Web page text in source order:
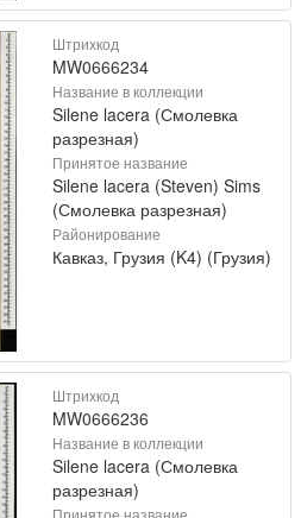
Штрихкод
MW0666234
Название в коллекции
Silene lacera (Смолевка
разрезная)
Принятое название
Silene lacera (Steven) Sims
(Смолевка разрезная)
Районирование
Кавказ, Грузия (K4) (Грузия)
Штрихкод
MW0666236
Название в коллекции
Silene lacera (Смолевка
разрезная)